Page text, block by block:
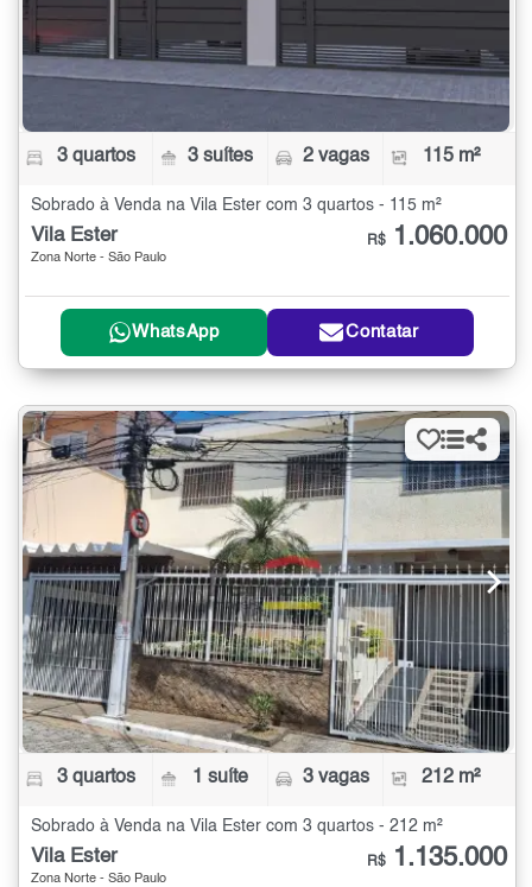
3 quartos 3 suítes 2 vagas 115 m²
Sobrado à Venda na Vila Ester com 3 quartos - 115 m²
Vila Ester
Zona Norte - São Paulo
R$ 1.060.000
WhatsApp Contatar
3 quartos 1 suíte 3 vagas 212 m²
Sobrado à Venda na Vila Ester com 3 quartos - 212 m²
Vila Ester
Zona Norte - São Paulo
R$ 1.135.000